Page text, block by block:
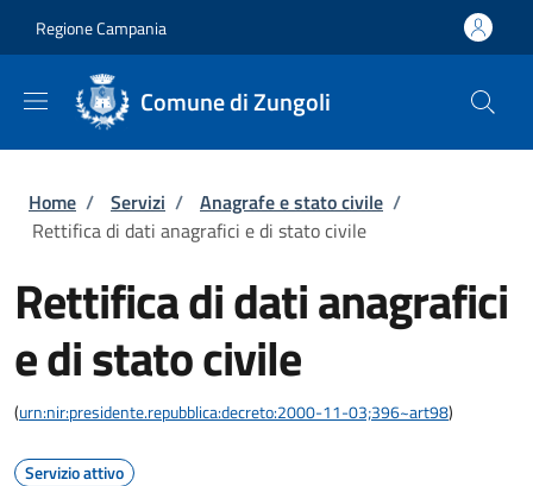
Regione Campania
Comune di Zungoli
Briciole di pane
Home / Servizi / Anagrafe e stato civile /
Rettifica di dati anagrafici e di stato civile
Rettifica di dati anagrafici
e di stato civile
(urn:nir:presidente.repubblica:decreto:2000-11-03;396~art98)
Servizio attivo